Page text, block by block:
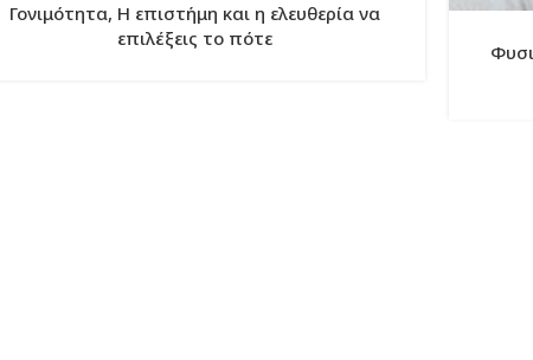
Γονιμότητα, Η επιστήμη και η ελευθερία να
επιλέξεις το πότε